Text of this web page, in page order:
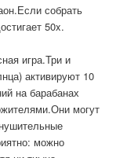
собрать
50x.
игра.Три и
активируют 10
на барабанах
могут
можно